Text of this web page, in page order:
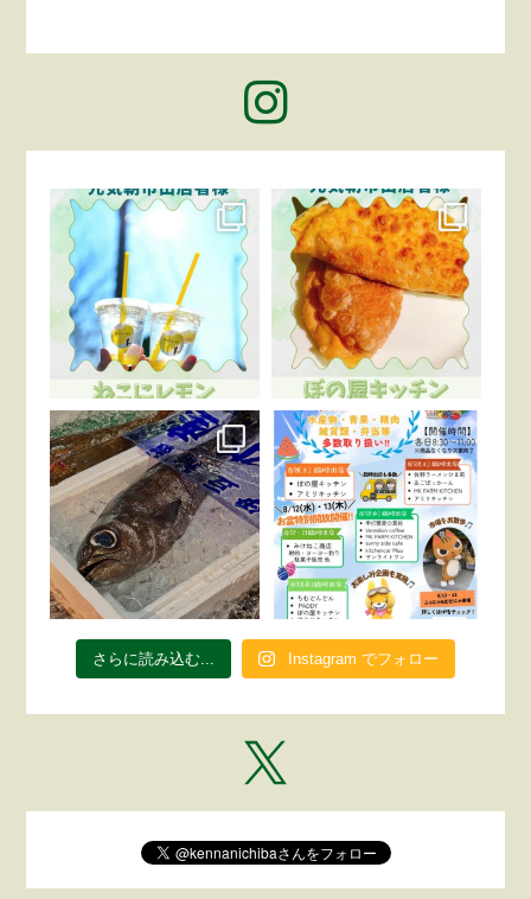
さらに読み込む... Instagram でフォロー